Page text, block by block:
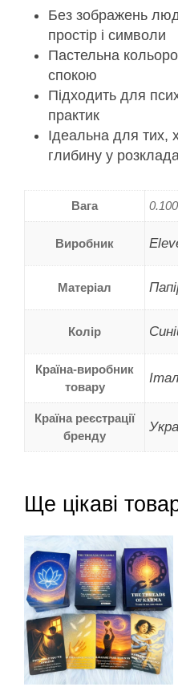
Без зображень
простір і символи
Пастельна
спокою
Підходить для
практик
Ідеальна для тих,
глибину у
Вага
Виробник
Матеріал
Колір
Країна-виробник
товару
Країна реєстрації
бренду
Ще цікаві